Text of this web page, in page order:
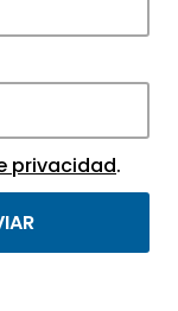
de
y
privacidad.